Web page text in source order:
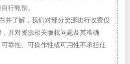
行甄别。
并了解，我们对部分资源进行收费仅
并对资源相关版权问题及其准确
靠性、可操作性或可用性不承担任